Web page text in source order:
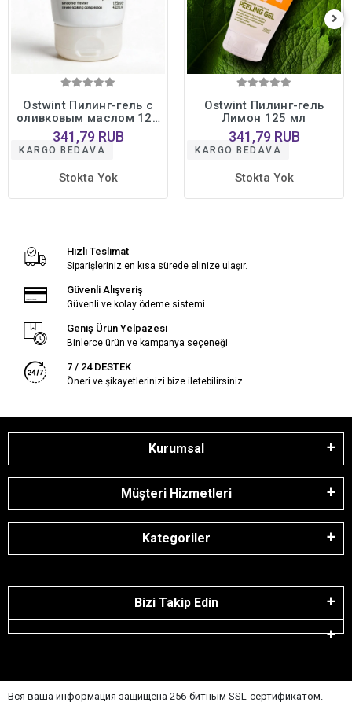
Ostwint Пилинг-гель с
оливковым маслом 125
мл
341,79 RUB
KARGO BEDAVA
Stokta Yok
Ostwint Пилинг-гель
Лимон 125 мл
341,79 RUB
KARGO BEDAVA
Stokta Yok
Hızlı Teslimat
Siparişleriniz en kısa sürede elinize ulaşır.
Güvenli Alışveriş
Güvenli ve kolay ödeme sistemi
Geniş Ürün Yelpazesi
Binlerce ürün ve kampanya seçeneği
7 / 24 DESTEK
Öneri ve şikayetlerinizi bize iletebilirsiniz.
Kurumsal
Müşteri Hizmetleri
Kategoriler
Bizi Takip Edin
Вся ваша информация защищена 256-битным SSL-сертификатом.